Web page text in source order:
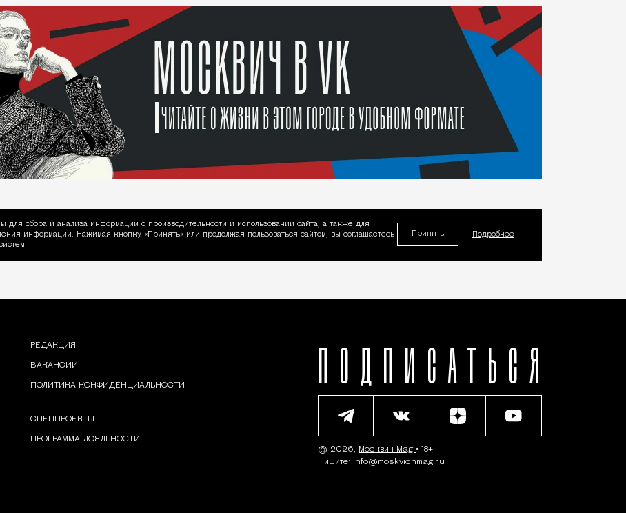
Cookie
сбора и анализа информации о производительности и использовании сайта, а также для
информации. Нажимая кнопку «Принять» или продолжая пользоваться сайтом, вы соглашаетесь
Принять Подробнее
РЕДАКЦИЯ
ВАКАНСИИ
ПОЛИТИКА КОНФИДЕНЦИАЛЬНОСТИ
СПЕЦПРОЕКТЫ
ПРОГРАММА ЛОЯЛЬНОСТИ
ПОДПИСАТЬСЯ
© 2026, Москвич Mag • 18+
Пишите: info@moskvichmag.ru